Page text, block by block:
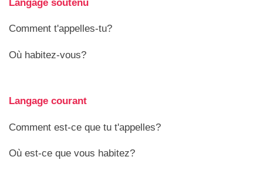
Langage soutenu
Comment t'appelles-tu?
Où habitez-vous?
Langage courant
Comment est-ce que tu t'appelles?
Où est-ce que vous habitez?